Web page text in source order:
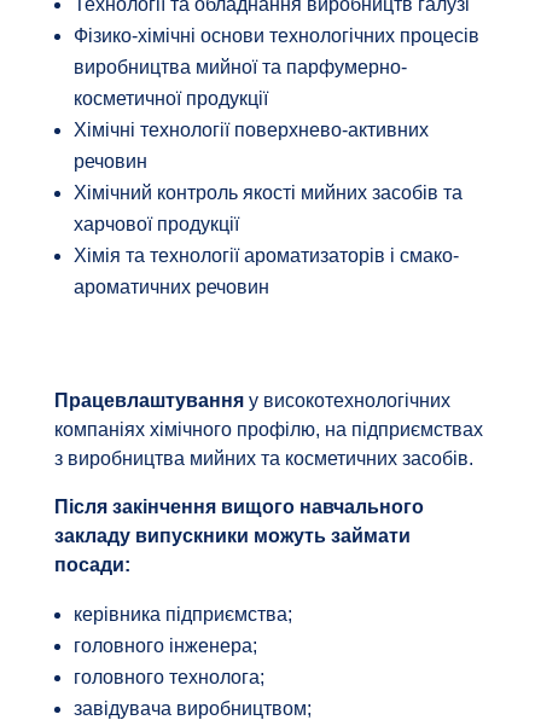
Фізико-хімічні основи технологічних процесів
виробництва мийної та парфумерно-
косметичної продукції
Хімічні технології поверхнево-активних
речовин
Хімічний контроль якості мийних засобів та
харчової продукції
Хімія та технології ароматизаторів і смако-
ароматичних речовин
Працевлаштуванняу високотехнологічних
компаніях хімічного профілю, на підприємствах
з виробництва мийних та косметичних засобів.
Після закінчення вищого навчального
закладу випускники можуть займати
посади:
керівника підприємства;
головного інженера;
головного технолога;
завідувача виробництвом;